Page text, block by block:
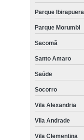
Parque Ibirapuera
Parque Morumbi
Sacomã
Santo Amaro
Saúde
Socorro
Vila Alexandria
Vila Andrade
Vila Clementina